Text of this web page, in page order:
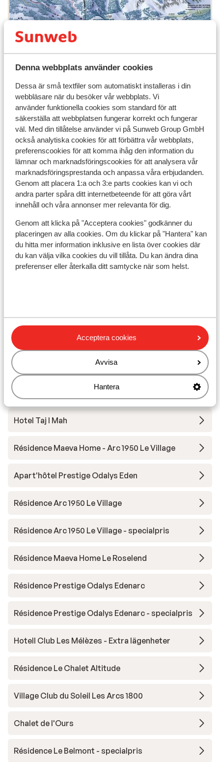
Denna webbplats använder cookies
Dessa är små textfiler som automatiskt installeras i din
webbläsare när du besöker vår webbplats. Vi
använder funktionella cookies som standard för att
säkerställa att webbplatsen fungerar korrekt och fungerar
väl. Med din tillåtelse använder vi på Sunweb Group GmbH
också analytiska cookies för att förbättra vår webbplats,
preferenscookies för att komma ihåg den information du
lämnar och marknadsföringscookies för att analysera vår
marknadsföringsprestanda och anpassa våra erbjudanden.
Genom att placera 1:a och 3:e parts cookies kan vi och
andra parter spåra ditt internetbeteende för att göra vårt
innehåll och våra annonser mer relevanta för dig.
Genom att klicka på "Acceptera cookies" godkänner du
placeringen av alla cookies. Om du klickar på "Hantera" kan
du hitta mer information inklusive en lista över cookies där
du kan välja vilka cookies du vill tillåta. Du kan ändra dina
preferenser eller återkalla ditt samtycke när som helst.
Acceptera cookies
Avvisa
Hantera
Populära boenden
Hotel Taj I Mah
Les Arcs Les Arcs/Peisey-Vallandry Frankrike
Njut av en varm vistelse i lyxig stil
Omfattande 400m2 hälsocenter
Toppläge! Nära till skidliften och rakt ut i pisten
Visa
Les
Andra boenden i Les Arcs
Hotel Taj I Mah
Résidence Maeva Home - Arc 1950 Le Village
Apart'hôtel Prestige Odalys Eden
Résidence Arc 1950 Le Village
Résidence Arc 1950 Le Village - specialpris
Résidence Maeva Home Le Roselend
Résidence Prestige Odalys Edenarc
Résidence Prestige Odalys Edenarc - specialpris
Hotell Club Les Mélèzes - Extra lägenheter
Résidence Le Chalet Altitude
Village Club du Soleil Les Arcs 1800
Chalet de l'Ours
Résidence Le Belmont - specialpris